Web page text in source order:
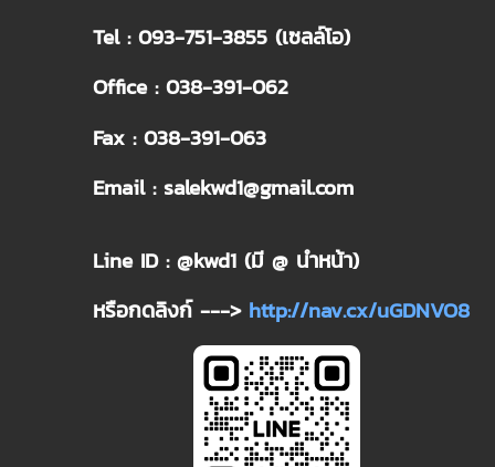
Tel : 093-751-3855 (เซลล์โอ)
Office : 038-391-062
Fax : 038-391-063
Email : salekwd1@gmail.com
Line ID : @kwd1 (มี @ นำหน้า)
หรือกดลิงก์ ---> http://nav.cx/uGDNVO8